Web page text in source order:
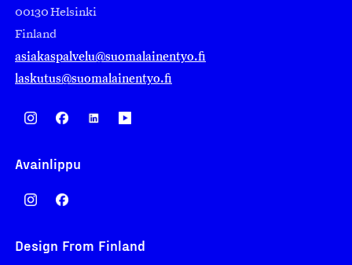
00130 Helsinki
Finland
asiakaspalvelu@suomalainentyo.fi
laskutus@suomalainentyo.fi
Avainlippu
Design From Finland